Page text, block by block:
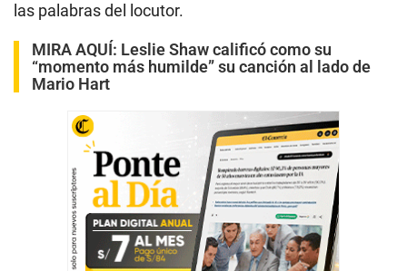
las palabras del locutor.
MIRA AQUÍ: Leslie Shaw calificó como su
“momento más humilde” su canción al lado de
Mario Hart